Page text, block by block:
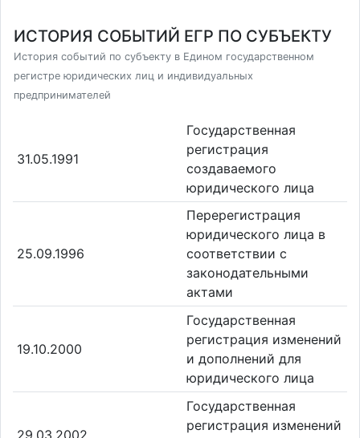
ИСТОРИЯ СОБЫТИЙ ЕГР ПО СУБЪЕКТУ
История событий по субъекту в Едином государственном
регистре юридических лиц и индивидуальных
предпринимателей
31.05.1991
Государственная
регистрация
создаваемого
юридического лица
25.09.1996
Перерегистрация
юридического лица в
соответствии с
законодательными
актами
19.10.2000
Государственная
регистрация изменений
и дополнений для
юридического лица
29.03.2002
Государственная
регистрация изменений